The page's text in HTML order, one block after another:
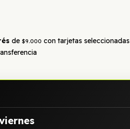
de $9.000 con tarjetas seleccionadas